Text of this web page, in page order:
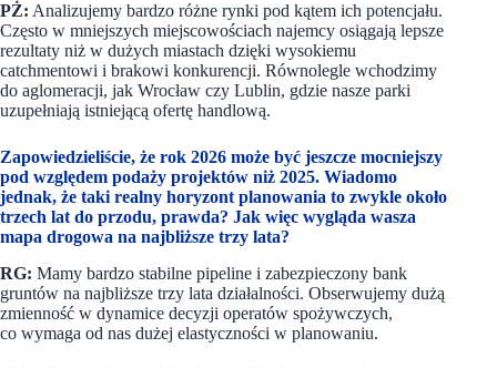
PŻ: Analizujemy bardzo różne rynki pod kątem ich potencjału.
Często w mniejszych miejscowościach najemcy osiągają lepsze
rezultaty niż w dużych miastach dzięki wysokiemu
catchmentowi i brakowi konkurencji. Równolegle wchodzimy
do aglomeracji, jak Wrocław czy Lublin, gdzie nasze parki
uzupełniają istniejącą ofertę handlową.
Zapowiedzieliście, że rok 2026 może być jeszcze mocniejszy
pod względem podaży projektów niż 2025. Wiadomo
jednak, że taki realny horyzont planowania to zwykle około
trzech lat do przodu, prawda? Jak więc wygląda wasza
mapa drogowa na najbliższe trzy lata?
RG: Mamy bardzo stabilne pipeline i zabezpieczony bank
gruntów na najbliższe trzy lata działalności. Obserwujemy dużą
zmienność w dynamice decyzji operatów spożywczych,
co wymaga od nas dużej elastyczności w planowaniu.